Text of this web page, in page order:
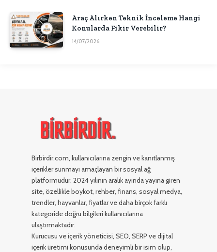
Araç Alırken Teknik İnceleme Hangi
Konularda Fikir Verebilir?
14/07/2026
Birbirdir.com, kullanıcılarına zengin ve kanıtlanmış
içerikler sunmayı amaçlayan bir sosyal ağ
platformudur. 2024 yılının aralık ayında yayına giren
site, özellikle boykot, rehber, finans, sosyal medya,
trendler, hayvanlar, fiyatlar ve daha birçok farklı
kategoride doğru bilgileri kullanıcılarına
ulaştırmaktadır.
Kurucusu ve içerik yöneticisi, SEO, SERP ve dijital
içerik üretimi konusunda deneyimli bir isim olup,